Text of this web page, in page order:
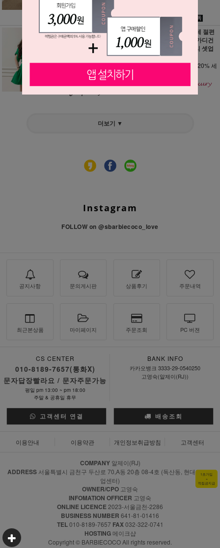
1초가입
+
적립금지급
국내제작 / Set - 쏘
쏘 가오리소매탑
치마바지 트레이닝
39,900원
(18% 세
Set - 미루테 절편
골지 니트 가디건
팬츠 데일리 셋업
55,500원
44,500원
(20% 세
더보기 ▼
Instagram
FOLLOW on @sbarbiecoco_love
공지사항 문의게시판 상품후기 주문내역
최근본상품 마이페이지 주문조회 PC 버젼
CS CENTER
010-8189-7657(통화X)
문자답장빨라요 / 문자주문가능
평일 pm 13:00 ~ pm 18:00
주말 & 공휴일 휴무
BANK INFO
카카오뱅크 3333-29-0540250
고영숙(알제이(RJ))
고객센터 연결 배송조회
이용안내 이용약관 개인정보취급방침 고객센터
COMPANY알제이(RJ)
ADDRESS서울특별시 금천구 두산로 70,A동 20층 08-4호 (독산동, 현대지식산
업센터)
OWNER/CPO 고영숙
INFOMATION OFFICER 고영숙
ONLINE LICENCE2023-서울금천-2286
BUSINESS NUMBER 641-81-01416
TEL010-8189-7657 FAX032-322-0741
HOSTING메이크샵
Copyright © BARBIECOCO All rights reserved.